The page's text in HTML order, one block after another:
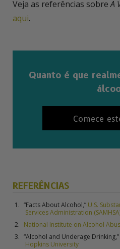
Veja as referências sobreA
aqui.
Quanto é que
Comece
REFERÊNCIAS
“Facts About Alcohol,” U.S.
Services Administration
National Institute on Alcohol
“Alcohol and Underage Drinking,”
Hopkins University